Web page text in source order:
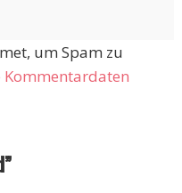
um Spam zu
Kommentardaten
”